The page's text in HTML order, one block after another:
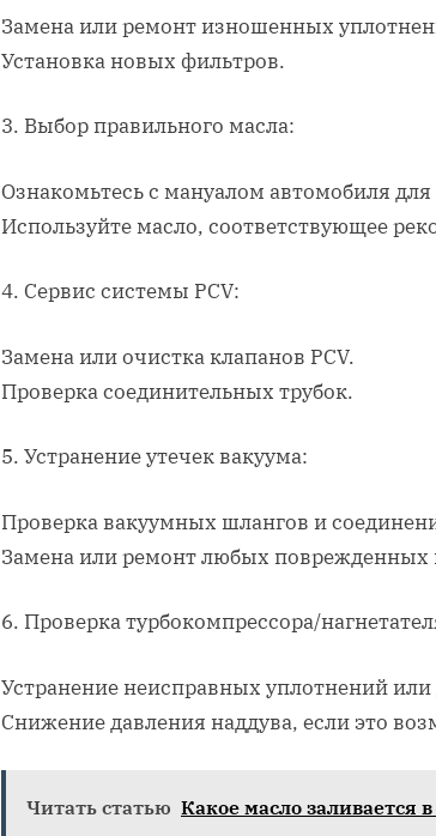
Замена или ремонт изношенных
Установка новых фильтров.
3. Выбор правильного масла:
Ознакомьтесь с мануалом автомобиля
Используйте масло, соответствующее
4. Сервис системы PCV:
Замена или очистка клапанов PCV.
Проверка соединительных трубок.
5. Устранение утечек вакуума:
Проверка вакуумных шлангов и
Замена или ремонт любых поврежденных
6. Проверка турбокомпрессора/
Устранение неисправных уплотнений
Снижение давления наддува, если это
Читать статью Какое масло заливается